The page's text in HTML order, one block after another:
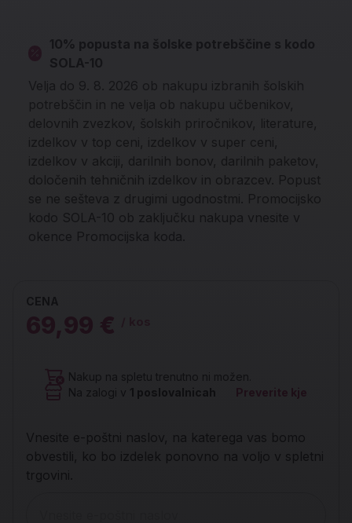
10% popusta na šolske potrebščine s kodo
SOLA-10
Velja do 9. 8. 2026 ob nakupu izbranih šolskih
potrebščin in ne velja ob nakupu učbenikov,
delovnih zvezkov, šolskih priročnikov, literature,
izdelkov v top ceni, izdelkov v super ceni,
izdelkov v akciji, darilnih bonov, darilnih paketov,
določenih tehničnih izdelkov in obrazcev. Popust
se ne sešteva z drugimi ugodnostmi. Promocijsko
kodo SOLA-10 ob zaključku nakupa vnesite v
okence Promocijska koda.
CENA
69,99 €
Nakup na spletu trenutno ni možen.
Na zalogi v 1 poslovalnicah Preverite kje
Vnesite e-poštni naslov, na katerega vas bomo
obvestili, ko bo izdelek ponovno na voljo v spletni
trgovini.